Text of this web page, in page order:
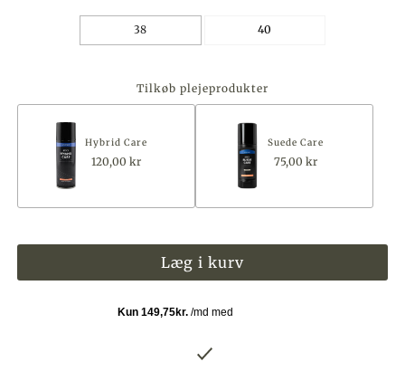
38 40
Tilkøb plejeprodukter
Hybrid Care
120,00 kr
Suede Care
75,00 kr